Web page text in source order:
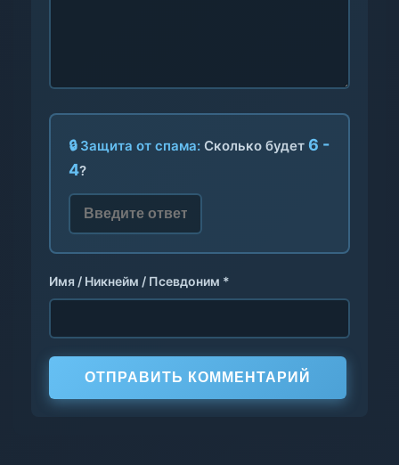
🔒 Защита от спама: Сколько будет 6 -
4?
Имя / Никнейм / Псевдоним *
ОТПРАВИТЬ КОММЕНТАРИЙ